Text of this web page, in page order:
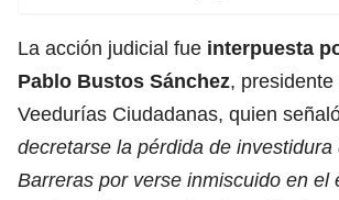
La acción judicial fue interpuesta
Pablo Bustos Sánchez,
Veedurías Ciudadanas, quien
decretarse la pérdida de investidura
Barreras por verse inmiscuido en el